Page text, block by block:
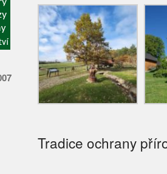
Tradice ochrany